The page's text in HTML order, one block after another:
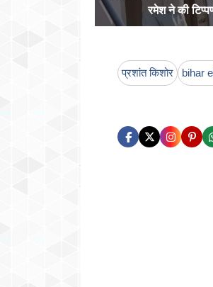
रमेश ने की
प्रशांत किशोर bihar